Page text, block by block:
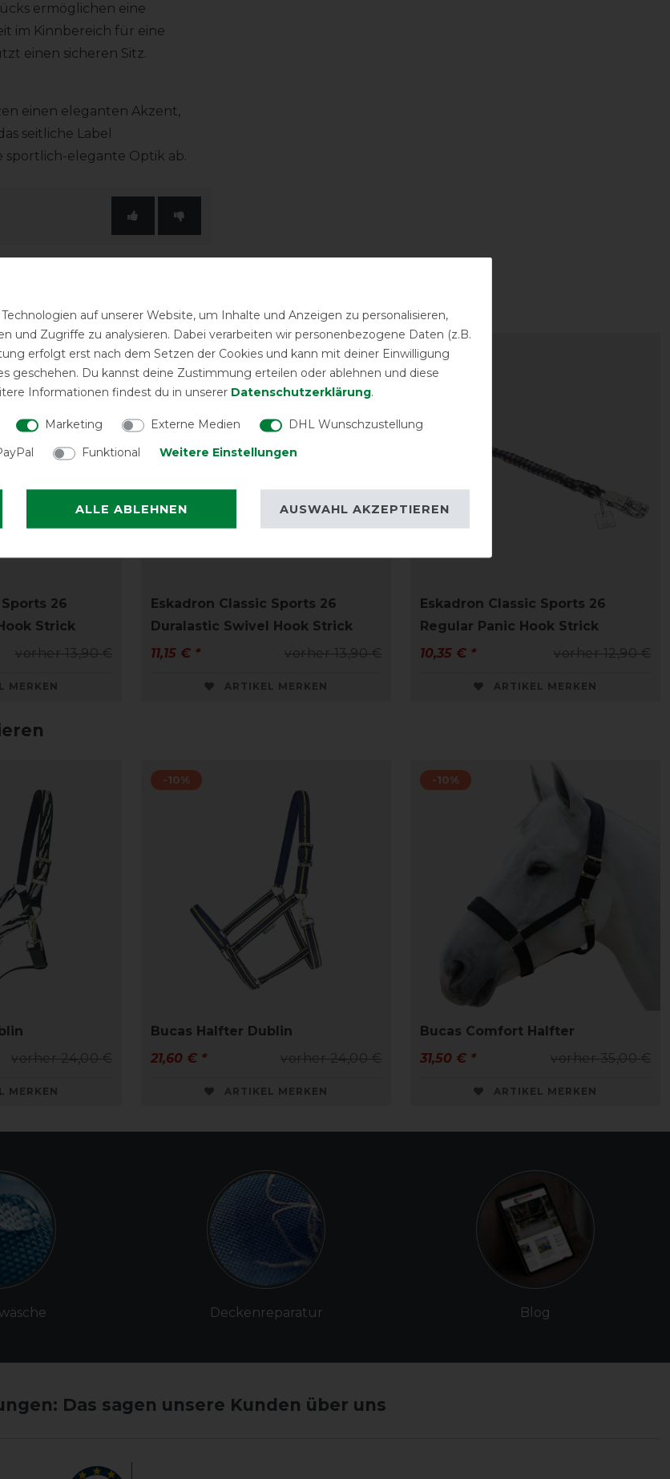
ermöglichen eine
im Kinnbereich für eine
einen sicheren Sitz.
einen eleganten Akzent,
seitliche Label
elegante Optik ab.
26
Strick
vorher 13,90 €
MERKEN
-20%
Eskadron Classic Sports 26
Duralastic Swivel Hook Strick
vorher 13,90 €
11,15 € *
ARTIKEL MERKEN
-20%
Eskadron Classic Sports 26
Regular Panic Hook Strick
vorher 12,90 €
10,35 € *
ARTIKEL MERKEN
vorher 24,00 €
MERKEN
-10%
Bucas Halfter Dublin
vorher 24,00 €
21,60 € *
ARTIKEL MERKEN
-10%
Bucas Comfort Halfter
vorher 35,00 €
31,50 € *
ARTIKEL MERKEN
Deckenreparatur Blog
Das sagen unsere Kunden über uns
auf unserer Website, um Inhalte und Anzeigen zu personalisieren,
und Zugriffe zu analysieren. Dabei verarbeiten wir personenbezogene Daten (z.B.
erfolgt erst nach dem Setzen der Cookies und kann mit deiner Einwilligung
geschehen. Du kannst deine Zustimmung erteilen oder ablehnen und diese
Informationen findest du in unserer Daten­schutz­erklärung.
Marketing Externe Medien
DHL Wunschzustellung
Funktional Weitere Einstellungen
ALLE ABLEHNEN AUSWAHL AKZEPTIEREN